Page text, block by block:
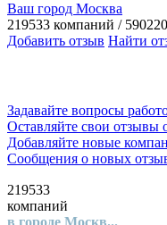
Ваш город Москва
219533 компаний /
Добавить отзыв Найти
Задавайте вопросы
Оставляйте свои отзывы
Добавляйте новые
Сообщения о новых
219533
компаний
в городе Москв...